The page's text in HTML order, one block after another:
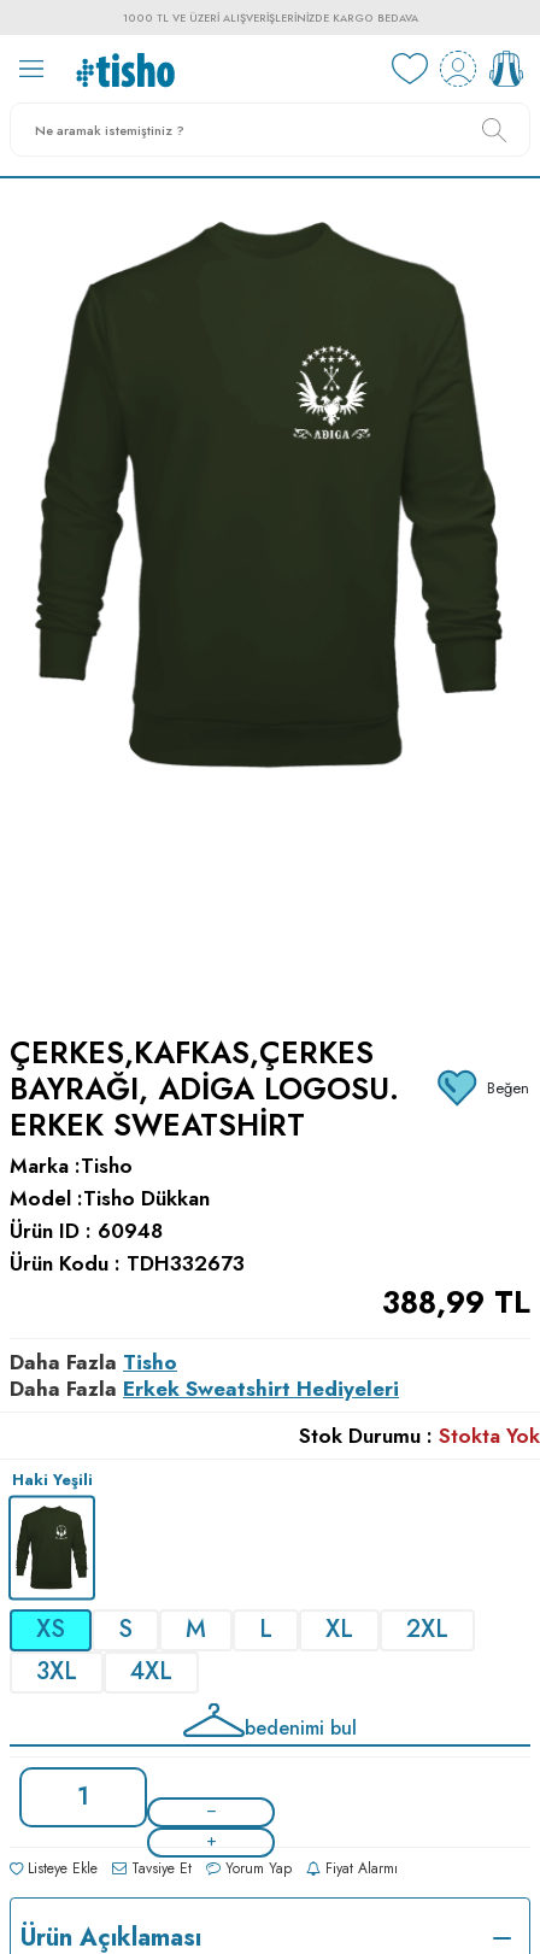
1000 TL VE ÜZERI ALIŞVERIŞLERINIZDE KARGO BEDAVA
ÇERKES,KAFKAS,ÇERKES
BAYRAĞI, ADIGA LOGOSU.
ERKEK SWEATSHIRT
Beğen
Marka :Tisho
Model :Tisho Dükkan
Ürün ID : 60948
Ürün Kodu : TDH332673
388,99 TL
Daha Fazla Tisho
Daha Fazla Erkek Sweatshirt Hediyeleri
Stok Durumu : Stokta Yok
Haki Yeşili
XS S M L XL
2XL
3XL
4XL
bedenimi bul
Listeye Ekle Tavsiye Et Yorum Yap Fiyat Alarmı
Ürün Açıklaması